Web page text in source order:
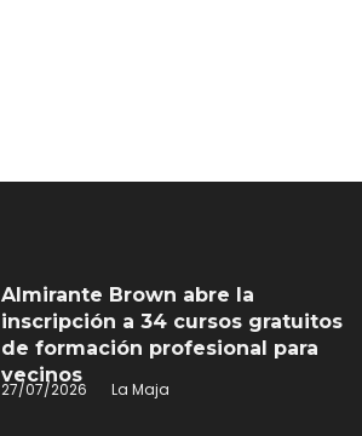
Almirante Brown abre la
inscripción a 34 cursos gratuitos
de formación profesional para
vecinos
27/07/2026 La Maja